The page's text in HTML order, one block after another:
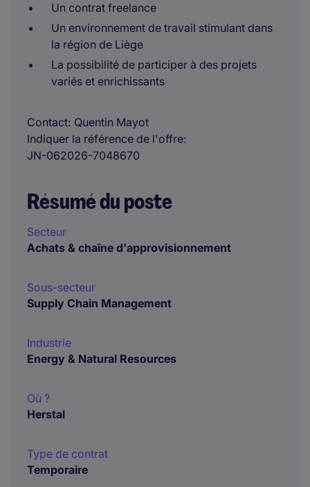
Un contrat freelance
Un environnement de travail stimulant dans
la région de Liège
La possibilité de participer à des projets
variés et enrichissants
Contact Quentin Mayot
Indiquer la référence de l'offre
JN-062026-7048670
Résumé du poste
Secteur
Achats & chaîne d'approvisionnement
Sous-secteur
Supply Chain Management
Industrie
Energy & Natural Resources
Où ?
Herstal
Type de contrat
Temporaire